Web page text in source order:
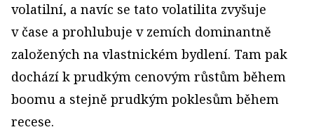
volatilní, a navíc se tato volatilita zvyšuje
v čase a prohlubuje v zemích dominantně
založených na vlastnickém bydlení. Tam pak
dochází k prudkým cenovým růstům během
boomu a stejně prudkým poklesům během
recese.